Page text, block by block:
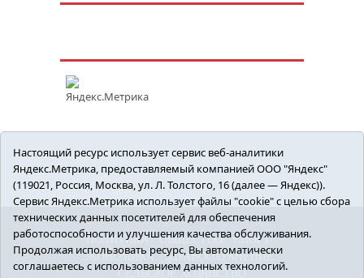
ПОЛИТИКА ОБЩЕСТВО
СПОРТ
ЭКОНОМИКА
ЗДРАВООХРАНЕНИЕ
СЕЛЬСКОЕ ХОЗЯЙСТВО
Настоящий ресурс использует сервис веб-аналитики
Яндекс.Метрика, предоставляемый компанией ООО "Яндекс"
(119021, Россия, Москва, ул. Л. Толстого, 16 (далее — Яндекс)).
Сервис Яндекс.Метрика использует файлы "cookie" с целью сбора
технических данных посетителей для обеспечения
работоспособности и улучшения качества обслуживания.
Продолжая использовать ресурс, Вы автоматически
соглашаетесь с использованием данных технологий.